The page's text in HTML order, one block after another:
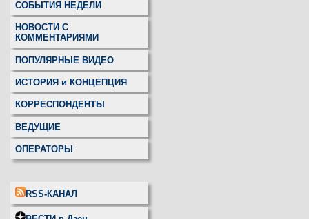
СОБЫТИЯ НЕДЕЛИ
НОВОСТИ С
КОММЕНТАРИЯМИ
ПОПУЛЯРНЫЕ ВИДЕО
ИСТОРИЯ и КОНЦЕПЦИЯ
КОРРЕСПОНДЕНТЫ
ВЕДУЩИЕ
ОПЕРАТОРЫ
RSS-КАНАЛ